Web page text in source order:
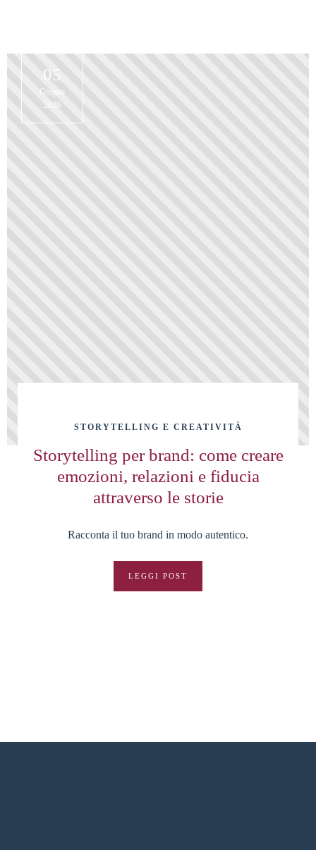
05
Giugno
2026
STORYTELLING E CREATIVITÀ
Storytelling per brand: come creare
emozioni, relazioni e fiducia
attraverso le storie
Racconta il tuo brand in modo autentico.
LEGGI POST